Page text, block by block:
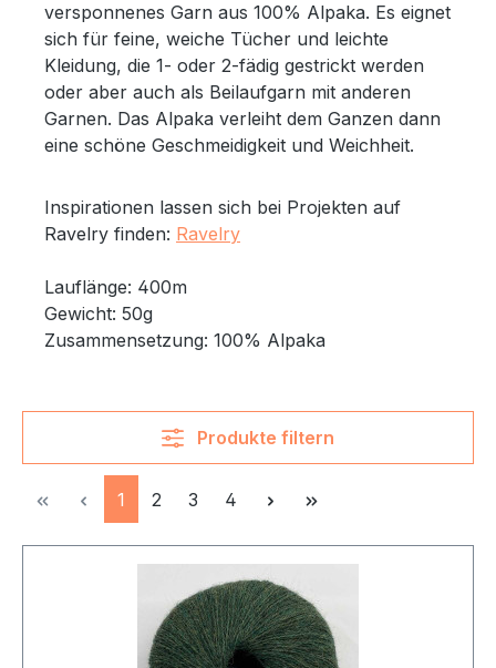
versponnenes Garn aus 100% Alpaka. Es eignet
sich für feine, weiche Tücher und leichte
Kleidung, die 1- oder 2-fädig gestrickt werden
oder aber auch als Beilaufgarn mit anderen
Garnen. Das Alpaka verleiht dem Ganzen dann
eine schöne Geschmeidigkeit und Weichheit.
Inspirationen lassen sich bei Projekten auf
Ravelry finden: Ravelry
Lauflänge: 400m
Gewicht: 50g
Zusammensetzung: 100% Alpaka
Produkte filtern
Seite
1 Seite
2 Seite
3 Seite
4